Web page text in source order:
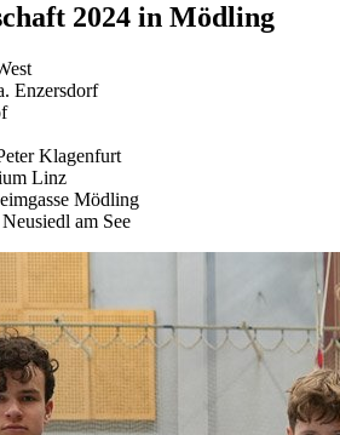
2024 in Mödling
Enzersdorf
Klagenfurt
Linz
Mödling
am See